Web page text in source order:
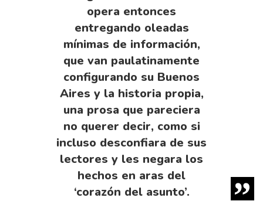
opera entonces
entregando oleadas
mínimas de información,
que van paulatinamente
configurando su Buenos
Aires y la historia propia,
una prosa que pareciera
no querer decir, como si
incluso desconfiara de sus
lectores y les negara los
hechos en aras del
‘corazón del asunto’.